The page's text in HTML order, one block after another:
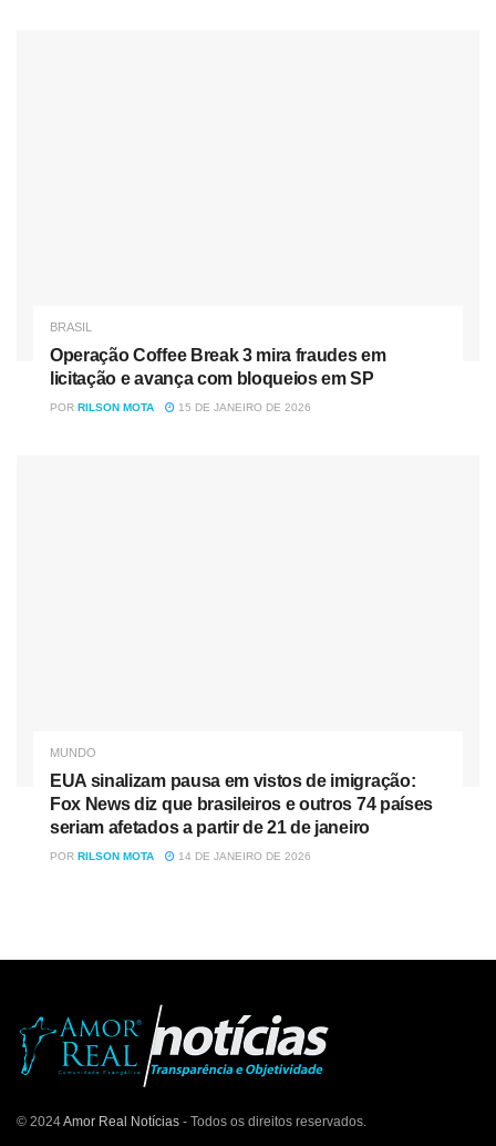
BRASIL
Operação Coffee Break 3 mira fraudes em
licitação e avança com bloqueios em SP
POR RILSON MOTA 15 DE JANEIRO DE 2026
MUNDO
EUA sinalizam pausa em vistos de imigração:
Fox News diz que brasileiros e outros 74 países
seriam afetados a partir de 21 de janeiro
POR RILSON MOTA 14 DE JANEIRO DE 2026
© 2024Amor Real Notícias - Todos os direitos reservados.